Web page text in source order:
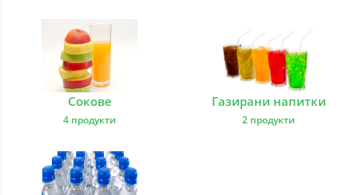
Сокове
4 продукти
Газирани напитки
2 продукти